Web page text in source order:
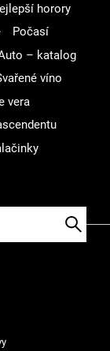
horory
Počasí
– katalog
víno
vera